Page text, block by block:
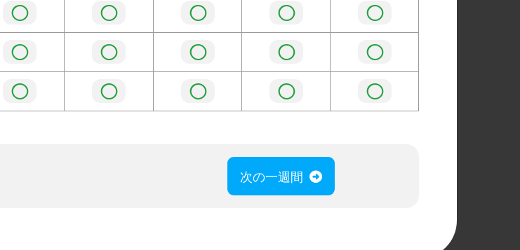
◯ ◯ ◯ ◯ ◯
◯ ◯ ◯ ◯ ◯
◯ ◯ ◯ ◯ ◯
次の一週間